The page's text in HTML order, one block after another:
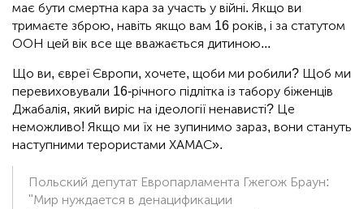
має бути смертна кара за участь у війні. Якщо ви
тримаєте зброю, навіть якщо вам 16 років, і за статутом
ООН цей вік все ще вважається дитиною...
Що ви, євреї Європи, хочете, щоби ми робили? Щоб ми
перевиховували 16-річного підлітка із табору біженців
Джабалія, який виріс на ідеології ненависті? Це
неможливо! Якщо ми їх не зупинимо зараз, вони стануть
наступними терористами ХАМАС».
Польский депутат Европарламента Гжегож Браун:
"Мир нуждается в денацификации